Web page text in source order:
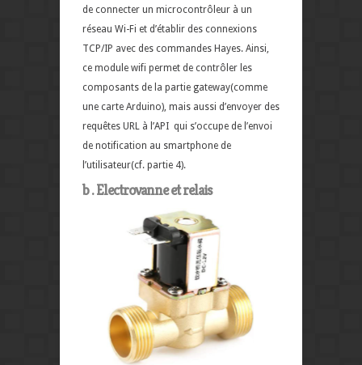
de connecter un microcontrôleur à un
réseau Wi-Fi et d’établir des connexions
TCP/IP avec des commandes Hayes. Ainsi,
ce module wifi permet de contrôler les
composants de la partie gateway(comme
une carte Arduino), mais aussi d’envoyer des
requêtes URL à l’API qui s’occupe de l’envoi
de notification au smartphone de
l’utilisateur(cf. partie 4).
b . Electrovanne et relais